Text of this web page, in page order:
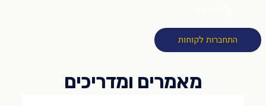
התחברות לקוחות